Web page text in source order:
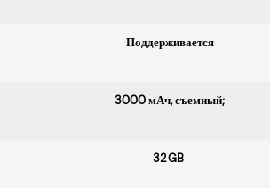
Поддерживается
3000 мАч, съемный;
32 GB